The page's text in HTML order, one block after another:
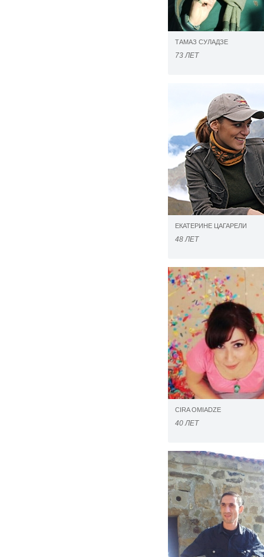
ТАМАЗ СУЛАДЗЕ
73 ЛЕТ
ЕКАТЕРИНЕ ЦАГАРЕЛИ
48 ЛЕТ
CIRA OMIADZE
40 ЛЕТ